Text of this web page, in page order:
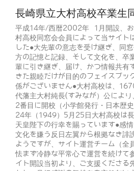
長崎県立大村高校卒業生
平成14年/西暦2002年 1月開設、
村高校同窓会会員によって当サイト
した●大先輩の意志を受け継ぎ、同
方の記憶と記録、そして文化を、卒
輩に引き継ぎ、届け、かつ情報共有
きた親睦だけが目的のフェイスブッ
係がございません●大村高校は、
代藩主大村純長(すみなが）公によ
2番目に開校（小学館発行・日本歴
24年（1949）5月25日大村高校は長
天皇陛下の行幸を賜っています●感
文化を嫌う反日左翼から根拠なき誹
ようですが、サイト運営チーム（全
怯まず冷静な平常心で運営を続けて
イト開設当初より、ご支援くださる